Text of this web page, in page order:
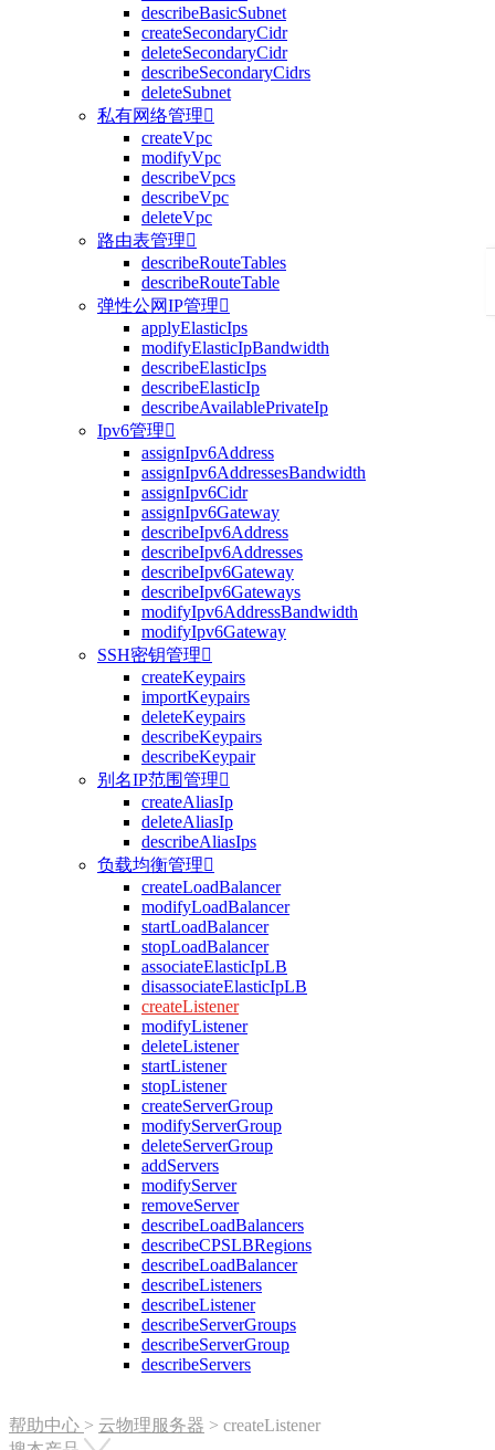
describeBasicSubnet
createSecondaryCidr
deleteSecondaryCidr
describeSecondaryCidrs
deleteSubnet
私有网络管理
createVpc
modifyVpc
describeVpcs
describeVpc
deleteVpc
路由表管理
describeRouteTables
describeRouteTable
弹性公网IP管理
applyElasticIps
modifyElasticIpBandwidth
describeElasticIps
describeElasticIp
describeAvailablePrivateIp
Ipv6管理
assignIpv6Address
assignIpv6AddressesBandwidth
assignIpv6Cidr
assignIpv6Gateway
describeIpv6Address
describeIpv6Addresses
describeIpv6Gateway
describeIpv6Gateways
modifyIpv6AddressBandwidth
modifyIpv6Gateway
SSH密钥管理
createKeypairs
importKeypairs
deleteKeypairs
describeKeypairs
describeKeypair
别名IP范围管理
createAliasIp
deleteAliasIp
describeAliasIps
负载均衡管理
createLoadBalancer
modifyLoadBalancer
startLoadBalancer
stopLoadBalancer
associateElasticIpLB
disassociateElasticIpLB
createListener
modifyListener
deleteListener
startListener
stopListener
createServerGroup
modifyServerGroup
deleteServerGroup
addServers
modifyServer
removeServer
describeLoadBalancers
describeCPSLBRegions
describeLoadBalancer
describeListeners
describeListener
describeServerGroups
describeServerGroup
describeServers
帮助中心 > 云物理服务器 > createListener